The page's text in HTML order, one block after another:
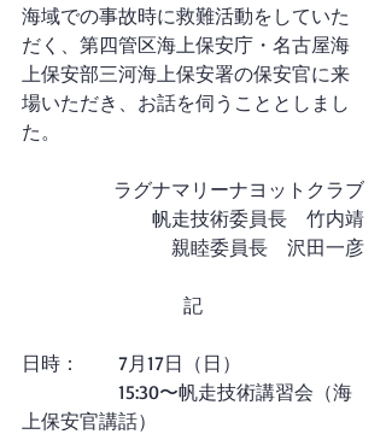
海域での事故時に救難活動をしていた
だく、第四管区海上保安庁・名古屋海
上保安部三河海上保安署の保安官に来
場いただき、お話を伺うこととしまし
た。
ラグナマリーナヨットクラブ
帆走技術委員長　竹内靖
親睦委員長　沢田一彦
記
日時：　　7月17日（日）
15:30〜帆走技術講習会（海
上保安官講話）